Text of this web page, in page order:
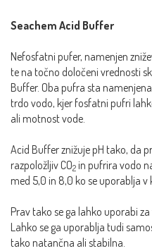
Seachem Acid Buffer
Nefosfatni pufer, namenjen
te na točno določeni vrednosti
Buffer. Oba pufra sta
trdo vodo, kjer fosfatni pufri
ali motnost vode.
Acid Buffer znižuje pH tako, da
razpoložljiv CO2 in pufrira vodo
med 5,0 in 8,0 ko se uporablja
Prav tako se ga lahko uporabi
Lahko se ga uporablja tudi
tako natančna ali stabilna.